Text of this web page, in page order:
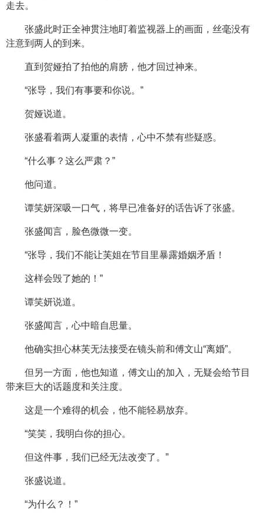
走去。
张盛此时正全神贯注地盯着监视器上的画面，丝毫没有
注意到两人的到来。
直到贺娅拍了拍他的肩膀，他才回过神来。
“张导，我们有事要和你说。”
贺娅说道。
张盛看着两人凝重的表情，心中不禁有些疑惑。
“什么事？这么严肃？”
他问道。
谭笑妍深吸一口气，将早已准备好的话告诉了张盛。
张盛闻言，脸色微微一变。
“张导，我们不能让芙姐在节目里暴露婚姻矛盾！
这样会毁了她的！”
谭笑妍说道。
张盛闻言，心中暗自思量。
他确实担心林芙无法接受在镜头前和傅文山“离婚”。
但另一方面，他也知道，傅文山的加入，无疑会给节目
带来巨大的话题度和关注度。
这是一个难得的机会，他不能轻易放弃。
“笑笑，我明白你的担心。
但这件事，我们已经无法改变了。”
张盛说道。
“为什么？！”